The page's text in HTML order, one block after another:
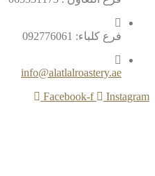
فرع كلباء: 092776061
info@alatlalroastery.ae
Facebook-f
Instagram